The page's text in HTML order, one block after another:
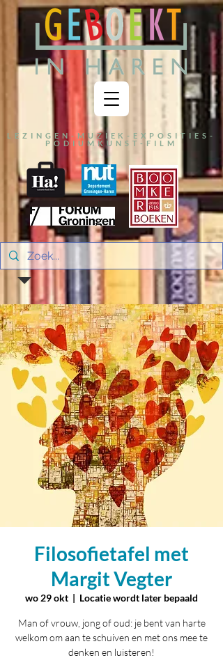
LEZINGEN-MUZIEK-EXPOSITIES-
PODIUMKUNST-FILM
Filosofietafel met
Margit Vegter
wo 29 okt
  |
Locatie wordt later bepaald
Man of vrouw, jong of oud: je bent van harte
welkom om aan te schuiven en met ons mee te
denken en luisteren!